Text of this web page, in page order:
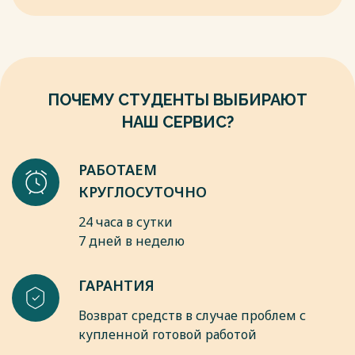
роль в экономическом развитии страны, в процветании
Весь текст будет доступенпосле покупки
Весь текст будет доступенпосле покупки
ПОЧЕМУ СТУДЕНТЫ ВЫБИРАЮТ
НАШ СЕРВИС?
РАБОТАЕМ
КРУГЛОСУТОЧНО
24 часа в сутки
7 дней в неделю
ГАРАНТИЯ
Возврат средств в случае проблем с
купленной готовой работой